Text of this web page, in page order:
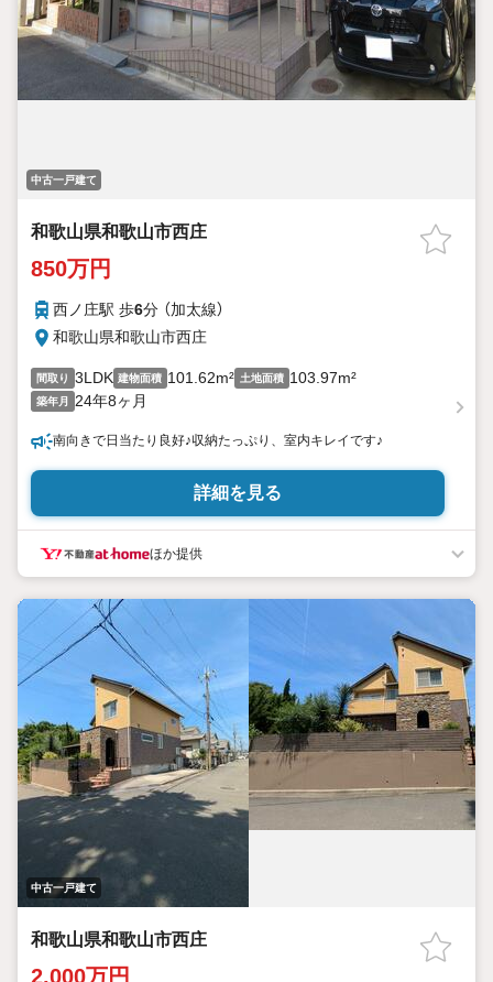
中古一戸建て
和歌山県和歌山市西庄
850万円
西ノ庄駅 歩6分 （加太線）
和歌山県和歌山市西庄
間取り 3LDK 建物面積 101.62m² 土地面積 103.97m²
築年月 24年8ヶ月
南向きで日当たり良好♪収納たっぷり、室内キレイです♪
詳細を見る
ほか提供
中古一戸建て
和歌山県和歌山市西庄
2,000万円